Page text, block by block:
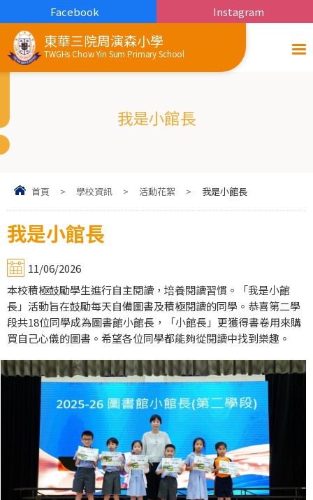
東華三院周演森小學
TWGHs Chow Yin Sum Primary School
Facebook Instagram
我是小館長
首頁 > 學校資訊 > 活動花絮 > 我是小館長
我是小館長
11/06/2026
本校積極鼓勵學生進行自主閱讀，培養閱讀習慣。「我是小館
長」活動旨在鼓勵每天自備圖書及積極閱讀的同學。恭喜第二學
段共18位同學成為圖書館小館長，「小館長」更獲得書卷用來購
買自己心儀的圖書。希望各位同學都能夠從閱讀中找到樂趣。